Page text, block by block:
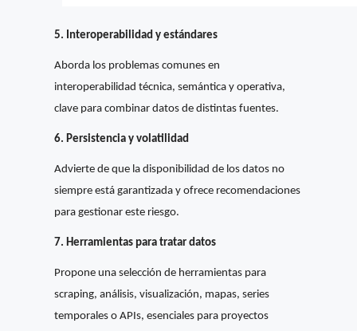
5. Interoperabilidad y estándares
Aborda los problemas comunes en
interoperabilidad técnica, semántica y operativa,
clave para combinar datos de distintas fuentes.
6. Persistencia y volatilidad
Advierte de que la disponibilidad de los datos no
siempre está garantizada y ofrece recomendaciones
para gestionar este riesgo.
7. Herramientas para tratar datos
Propone una selección de herramientas para
scraping, análisis, visualización, mapas, series
temporales o APIs, esenciales para proyectos